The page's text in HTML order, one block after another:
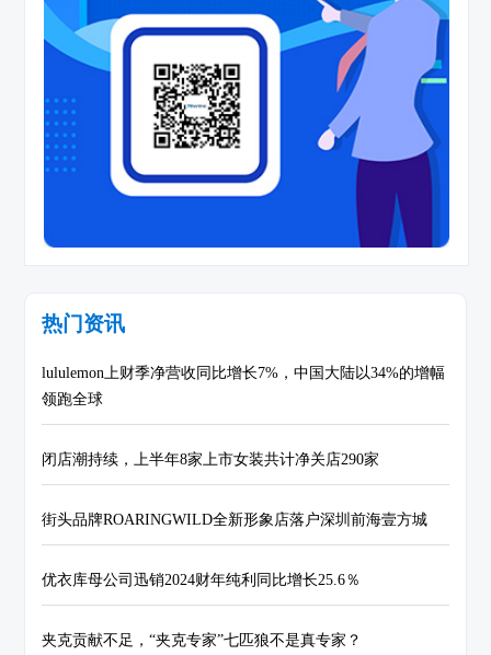
热门资讯
lululemon上财季净营收同比增长7%，中国大陆以34%的增幅
领跑全球
闭店潮持续，上半年8家上市女装共计净关店290家
街头品牌ROARINGWILD全新形象店落户深圳前海壹方城
优衣库母公司迅销2024财年纯利同比增长25.6％
夹克贡献不足，“夹克专家”七匹狼不是真专家？